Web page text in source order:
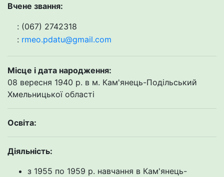
Вчене звання:
: (067) 2742318
: rmeo.pdatu@gmail.com
Місце і дата народження:
08 вересня 1940 р. в м. Кам'янець-Подільський
Хмельницької області
Освіта:
Діяльність:
з 1955 по 1959 р. навчання в Кам'янець-